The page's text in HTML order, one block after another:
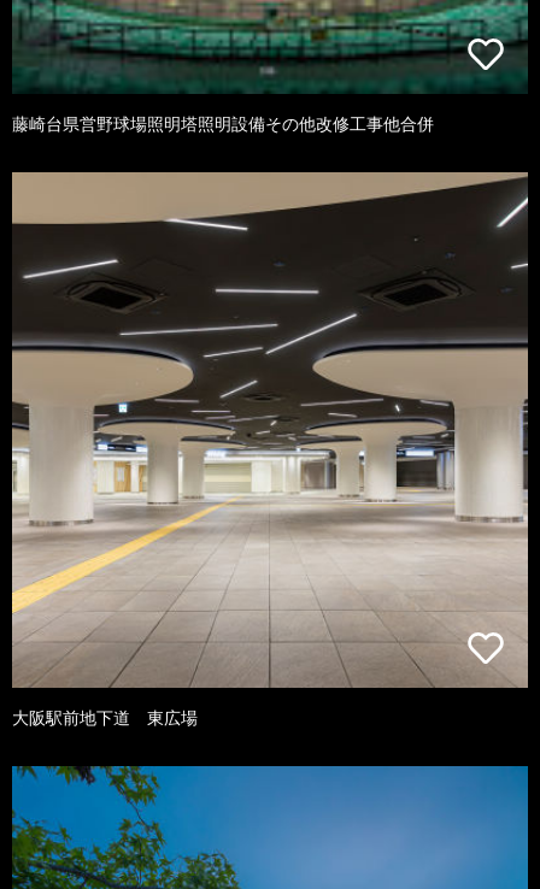
藤崎台県営野球場照明塔照明設備その他改修工事他合併
大阪駅前地下道 東広場